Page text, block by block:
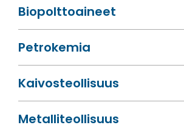
Bio­polttoaineet
Petrokemia
Kaivos­teollisuus
Metalli­teollisuus